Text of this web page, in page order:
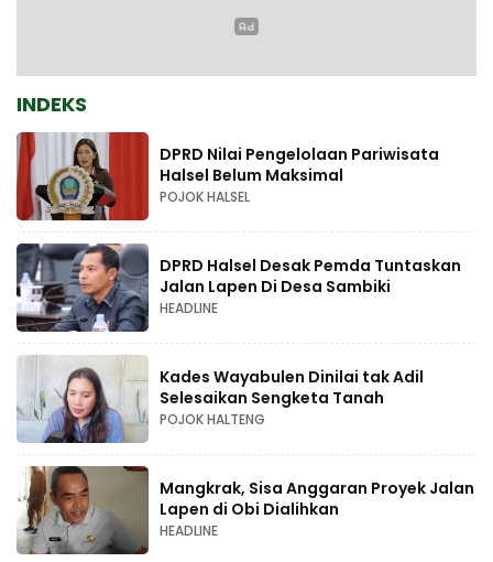
INDEKS
DPRD Nilai Pengelolaan Pariwisata
Halsel Belum Maksimal
POJOK HALSEL
DPRD Halsel Desak Pemda Tuntaskan
Jalan Lapen Di Desa Sambiki
HEADLINE
Kades Wayabulen Dinilai tak Adil
Selesaikan Sengketa Tanah
POJOK HALTENG
Mangkrak, Sisa Anggaran Proyek Jalan
Lapen di Obi Dialihkan
HEADLINE